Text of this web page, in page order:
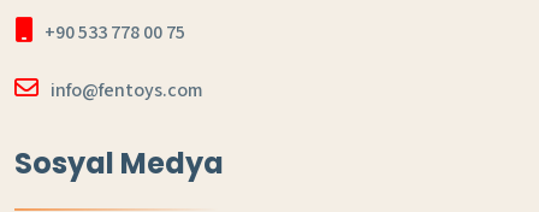
+90 533 778 00 75
info@fentoys.com
Sosyal Medya